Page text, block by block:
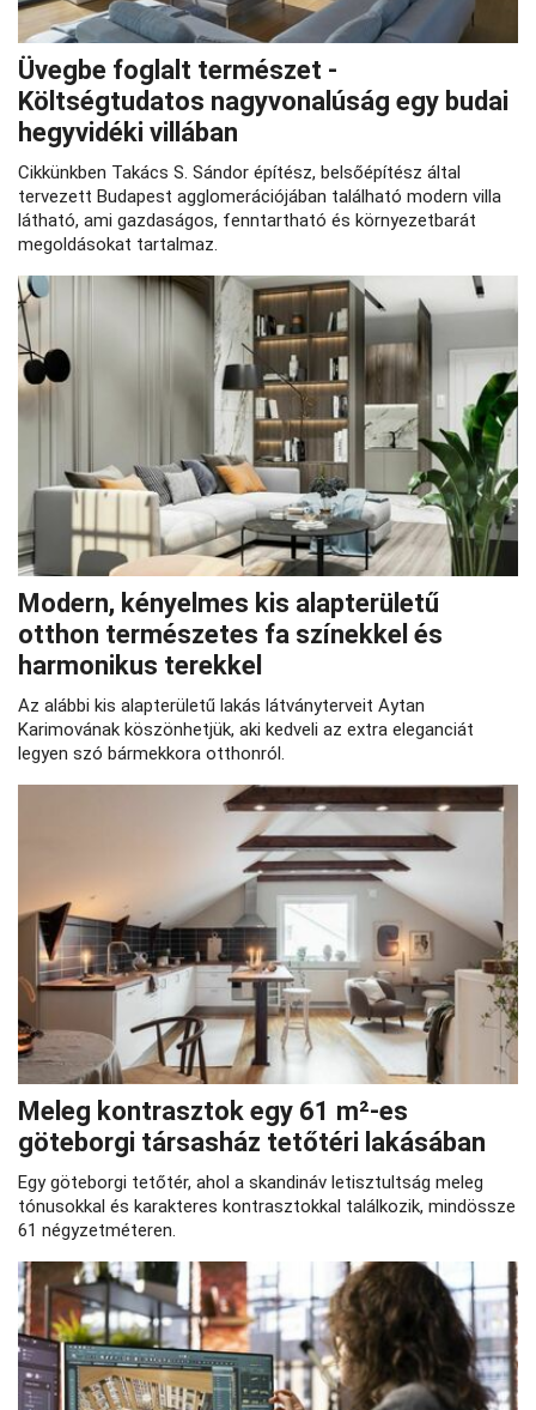
Üvegbe foglalt természet -
Költségtudatos nagyvonalúság egy budai
hegyvidéki villában
Cikkünkben Takács S. Sándor építész, belsőépítész által
tervezett Budapest agglomerációjában található modern villa
látható, ami gazdaságos, fenntartható és környezetbarát
megoldásokat tartalmaz.
Modern, kényelmes kis alapterületű
otthon természetes fa színekkel és
harmonikus terekkel
Az alábbi kis alapterületű lakás látványterveit Aytan
Karimovának köszönhetjük, aki kedveli az extra eleganciát
legyen szó bármekkora otthonról.
Meleg kontrasztok egy 61 m²-es
göteborgi társasház tetőtéri lakásában
Egy göteborgi tetőtér, ahol a skandináv letisztultság meleg
tónusokkal és karakteres kontrasztokkal találkozik, mindössze
61 négyzetméteren.